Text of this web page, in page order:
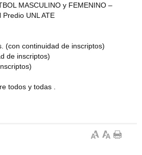
MASCULINO y FEMENINO –
UNL ATE
(con continuidad de inscriptos)
de inscriptos)
todos y todas .